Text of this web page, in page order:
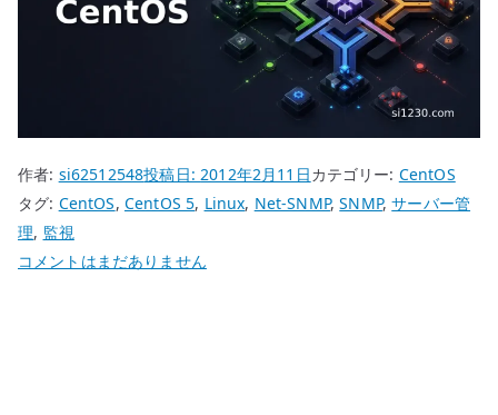
作者: si62512548投稿日:2012年2月11日カテゴリー: CentOS
タグ: CentOS, CentOS 5, Linux, Net-SNMP,SNMP,サーバー管
理, 監視
CentOS
コメントはまだありません